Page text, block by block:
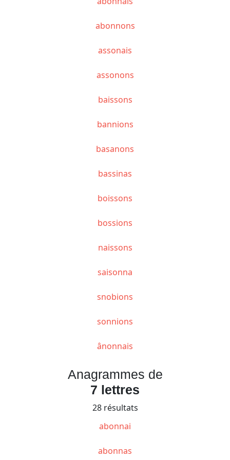
abonnons
assonais
assonons
baissons
bannions
basanons
bassinas
boissons
bossions
naissons
saisonna
snobions
sonnions
ânonnais
Anagrammes de
7 lettres
28 résultats
abonnai
abonnas